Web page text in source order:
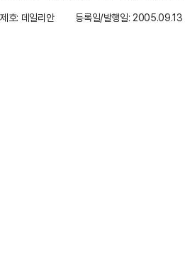
제호: 데일리안
등록일/발행일: 2005.09.13